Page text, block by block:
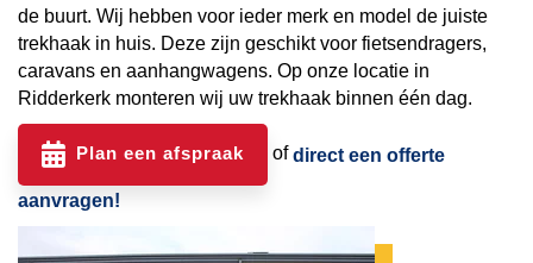
de buurt. Wij hebben voor ieder merk en model de juiste
trekhaak in huis. Deze zijn geschikt voor fietsendragers,
caravans en aanhangwagens. Op onze locatie in
Ridderkerk monteren wij uw trekhaak binnen één dag.
Plan een afspraak ofdirect een offerte
aanvragen!